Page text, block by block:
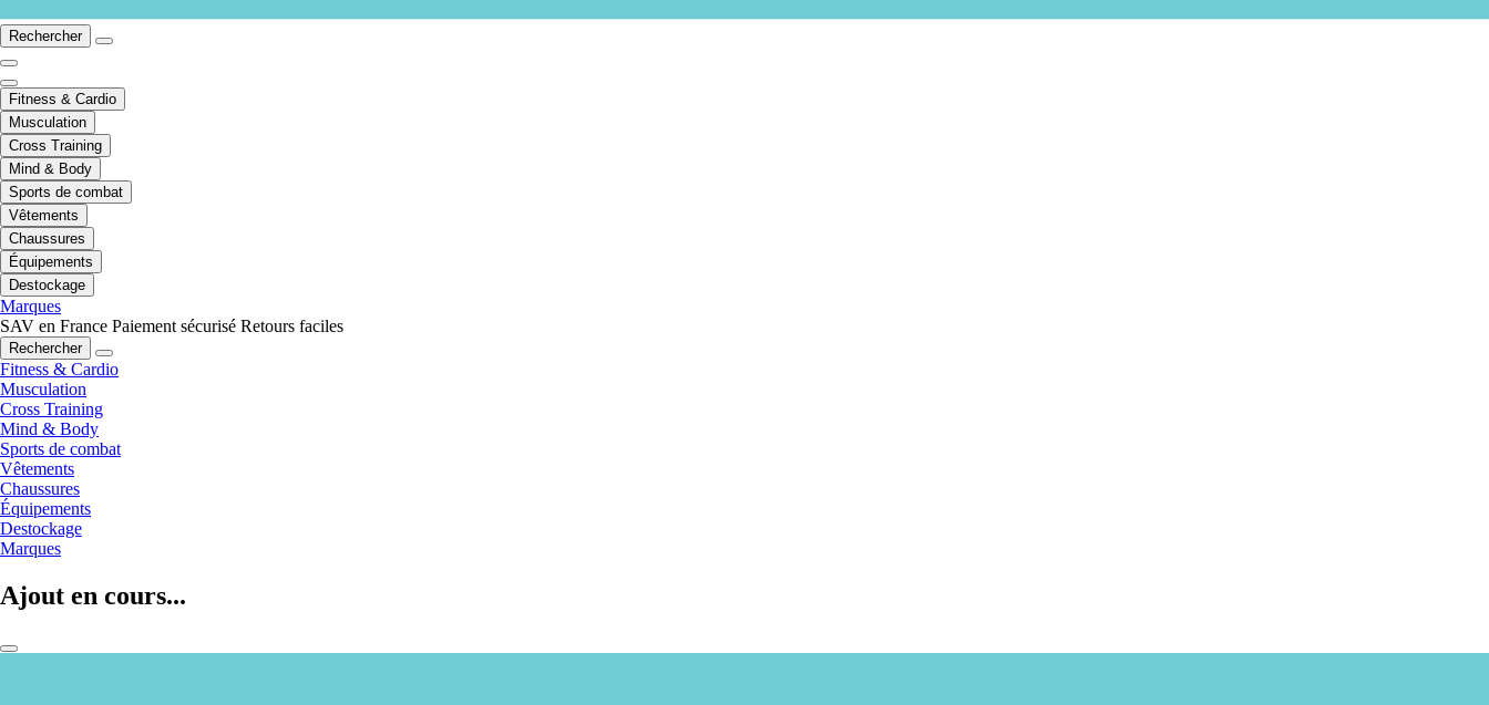
Rechercher
Fitness & Cardio
Musculation
Cross Training
Mind & Body
Sports de combat
Vêtements
Chaussures
Équipements
Destockage
Marques
SAV en France Paiement sécurisé Retours faciles
Rechercher
Fitness & Cardio
Musculation
Cross Training
Mind & Body
Sports de combat
Vêtements
Chaussures
Équipements
Destockage
Marques
Ajout en cours...